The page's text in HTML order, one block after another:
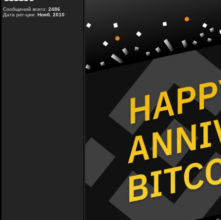
Сообщений всего: 2486
Дата рег-ции: Нояб. 2010